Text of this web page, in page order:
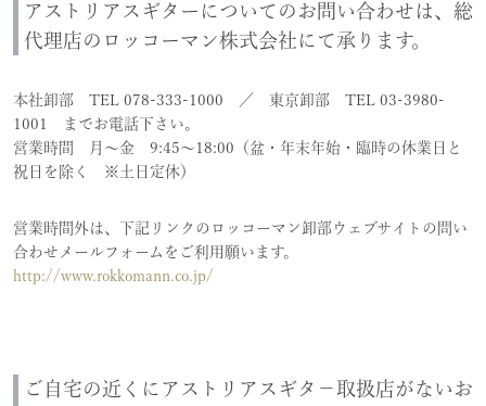
アストリアスギターについてのお問い合わせは、総
代理店のロッコーマン株式会社にて承ります。
本社卸部 TEL 078-333-1000 ／ 東京卸部 TEL 03-3980-
1001
までお電話下さい。
営業時間 月～金 9:45～18:00（盆・年末年始・臨時の休業日と
祝日を除く ※土日定休）
営業時間外は、下記リンクのロッコーマン卸部ウェブサイトの問い
合わせメールフォームをご利用願います。
http://www.rokkomann.co.jp/
ご自宅の近くにアストリアスギタ－取扱店がないお